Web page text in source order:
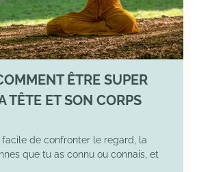
ÊTRE SUPER
TÊTE ET SON CORPS
facile de confronter le regard, la
que tu as connu ou connais, et